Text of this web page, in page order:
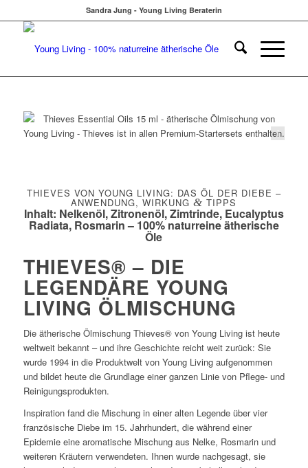
Sandra Jung - Young Living Beraterin
Young Living
THIEVES VON YOUNG LIVING: DAS ÖL DER DIEBE –
ANWENDUNG, WIRKUNG& TIPPS
Inhalt: Nelkenöl, Zitronenöl, Zimtrinde, Eucalyptus
Radiata, Rosmarin – 100% naturreine ätherische
Öle
THIEVES® – DIE
LEGENDÄRE YOUNG
LIVING ÖLMISCHUNG
Die ätherische Ölmischung Thieves® von Young Living ist heute
weltweit bekannt – und ihre Geschichte reicht weit zurück: Sie
wurde 1994 in die Produktwelt von Young Living aufgenommen
und bildet heute die Grundlage einer ganzen Linie von Pflege- und
Reinigungsprodukten.
Inspiration fand die Mischung in einer alten Legende über vier
französische Diebe im 15. Jahrhundert, die während einer
Epidemie eine aromatische Mischung aus Nelke, Rosmarin und
weiteren Kräutern verwendeten. Ihnen wurde nachgesagt, sie